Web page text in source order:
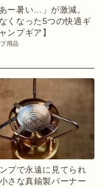
ー暑い…」が激減。
くなった5つの快適ギ
ンプギア】
用品
ンプで永遠に見てられ
さな真鍮製バーナー